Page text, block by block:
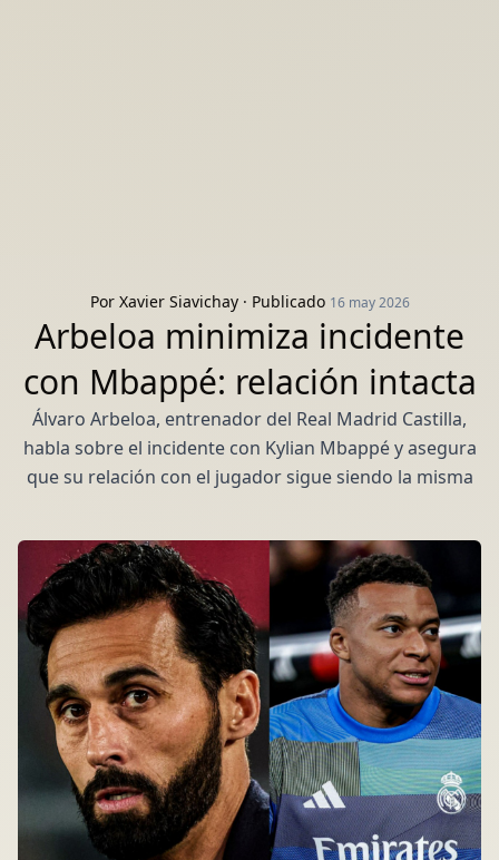
Por Xavier Siavichay· Publicado 16 may 2026
Arbeloa minimiza incidente
con Mbappé: relación intacta
Álvaro Arbeloa, entrenador del Real Madrid Castilla,
habla sobre el incidente con Kylian Mbappé y asegura
que su relación con el jugador sigue siendo la misma